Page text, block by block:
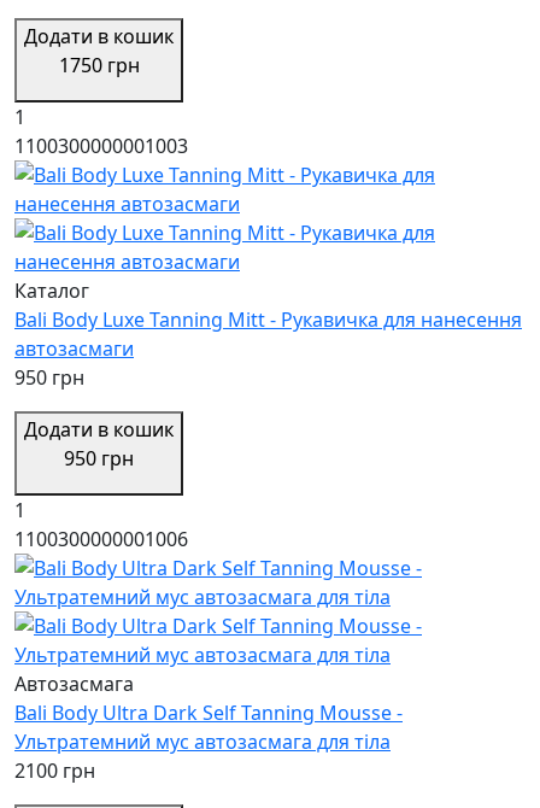
Додати в кошик
1750 грн
1
1100300000001003
Каталог
Bali Body Luxe Tanning Mitt - Рукавичка для нанесення
автозасмаги
950 грн
Додати в кошик
950 грн
1
1100300000001006
Автозасмага
Bali Body Ultra Dark Self Tanning Mousse -
Ультратемний мус автозасмага для тіла
2100 грн